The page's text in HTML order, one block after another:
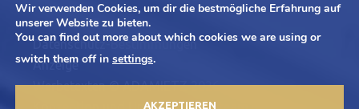
Datenschutz-Bestimmungen
Anzeige
Werbetexten © ADAMIETZ 2026
Wir verwenden Cookies, um dir die bestmögliche Erfahrung auf
unserer Website zu bieten.
You can find out more about which cookies we are using or
switch them off in settings.
AKZEPTIEREN